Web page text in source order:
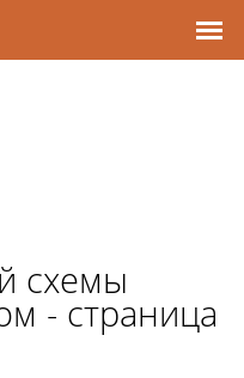
схемы
- страница